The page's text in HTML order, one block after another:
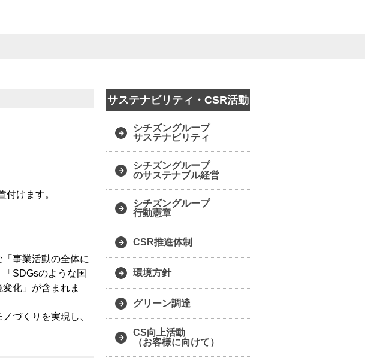
付けます。
事業活動の全体に
SDGsのような国
化」が含まれま
づくりを実現し、
サステナビリティ・CSR活動
シチズングループ
サステナビリティ
シチズングループ
のサステナブル経営
シチズングループ
行動憲章
CSR推進体制
環境方針
グリーン調達
CS向上活動
（お客様に向けて）